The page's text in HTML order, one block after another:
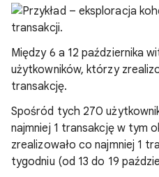
Między 6 a 12 października
użytkowników, którzy
transakcję.
Spośród tych 270
najmniej 1 transakcję w tym
zrealizowało co najmniej 1
tygodniu (od 13 do 19